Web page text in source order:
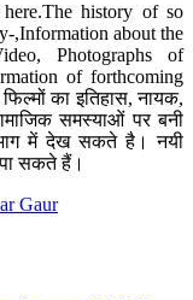
history of so
,Information about the
Photographs of
of forthcoming
का इतिहास, नायक,
समस्याओं पर बनी
में देख सकते है। नयी
पा सकते हैं।
Gaur